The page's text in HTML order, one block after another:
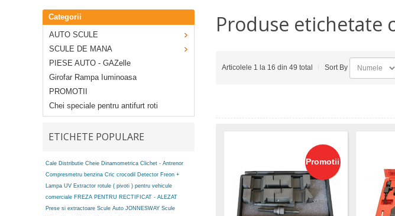
Produse etichetate
Articolele 1 la 16 din 49 total Sort By
Promotii
Categorii
AUTO SCULE
SCULE DE MANA
PIESE AUTO - GAZelle
Girofar Rampa Iuminoasa
PROMOTII
Chei speciale pentru antifurt roti
ETICHETE POPULARE
Cale Distributie Cheie Dinamometrica Clichet - Antrenor
Compresmetru benzina Cric crocodil Detector Freon +
Lampa UV Extractor rotule ( pivoti ) pentru vehicule
comerciale FREZA PENTRU RECTIFICAT - ALEZAT
Prese si extractoare Scule Auto JONNESWAY Scule